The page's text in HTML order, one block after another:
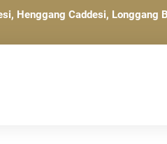
Henggang Caddesi, Longgang